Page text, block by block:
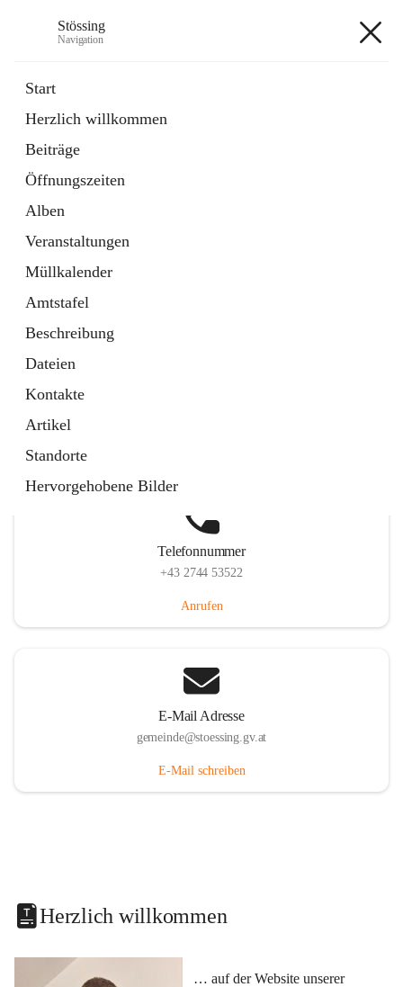
Stössing
Navigation
Start
Herzlich willkommen
Beiträge
Öffnungszeiten
Alben
Veranstaltungen
Müllkalender
Amtstafel
Beschreibung
Dateien
Kontakte
Artikel
Standorte
Hervorgehobene Bilder
Datei
in
Tab
Kindergarten
öffnet
in
neuem
Tab
Telefonnummer
+43 2744 53522
Anrufen
E-Mail Adresse
gemeinde@stoessing.gv.at
E-Mail schreiben
Herzlich willkommen
… auf der Website unserer